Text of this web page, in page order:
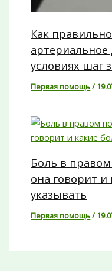
Как
условиях шаг
Первая помощь/
Боль в
она говорит и
указывать
Первая помощь/